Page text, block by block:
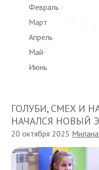
Февраль
Март
Апрель
Май
Июнь
ГОЛУБИ, СМЕХ И
НАЧАЛСЯ НОВЫЙ
20 октября 2025